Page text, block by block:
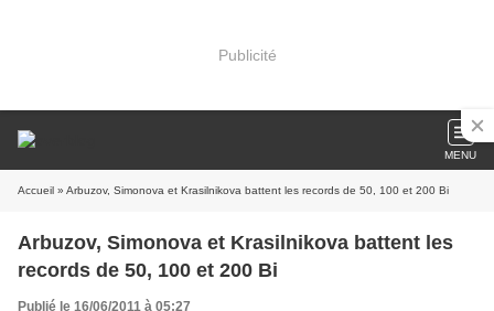
Publicité
MENU
Accueil » Arbuzov, Simonova et Krasilnikova battent les records de 50, 100 et 200 Bi
Arbuzov, Simonova et Krasilnikova battent les
records de 50, 100 et 200 Bi
Publié le 16/06/2011 à 05:27